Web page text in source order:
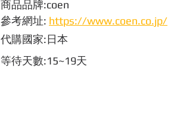
商品品牌:coen
參考網址: https://www.coen.co.jp/
代購國家:日本
等待天數:15~19天